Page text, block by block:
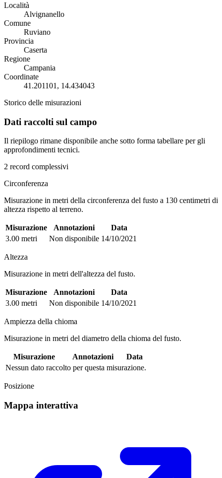
Località
Alvignanello
Comune
Ruviano
Provincia
Caserta
Regione
Campania
Coordinate
41.201101, 14.434043
Storico delle misurazioni
Dati raccolti sul campo
Il riepilogo rimane disponibile anche sotto forma tabellare per gli
approfondimenti tecnici.
2 record complessivi
Circonferenza
Misurazione in metri della circonferenza del fusto a 130 centimetri di
altezza rispetto al terreno.
Misurazione Annotazioni
Data
3.00 metri
Non disponibile 14/10/2021
Altezza
Misurazione in metri dell'altezza del fusto.
Misurazione Annotazioni
Data
3.00 metri
Non disponibile 14/10/2021
Ampiezza della chioma
Misurazione in metri del diametro della chioma del fusto.
Misurazione Annotazioni
Data
Nessun dato raccolto per questa misurazione.
Posizione
Mappa interattiva